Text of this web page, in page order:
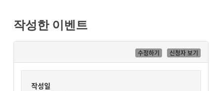
작성한 이벤트
수정하기 신청자 보기
작성일